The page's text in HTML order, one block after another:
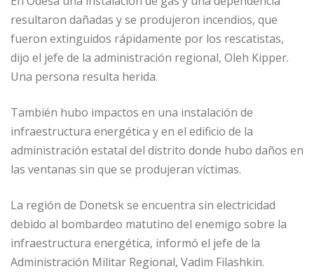
resultaron dañadas y se produjeron incendios, que
fueron extinguidos rápidamente por los rescatistas,
dijo el jefe de la administración regional, Oleh Kipper.
Una persona resulta herida.
También hubo impactos en una instalación de
infraestructura energética y en el edificio de la
administración estatal del distrito donde hubo daños en
las ventanas sin que se produjeran víctimas.
La región de Donetsk se encuentra sin electricidad
debido al bombardeo matutino del enemigo sobre la
infraestructura energética, informó el jefe de la
Administración Militar Regional, Vadim Filashkin.